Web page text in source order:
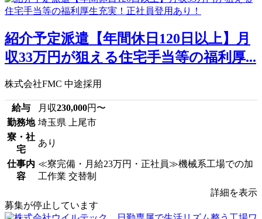
紹介予定派遣【年間休日120日以上】月
収33万円が狙える住宅手当等の福利厚...
株式会社FMC 中途採用
給与 月収230,000円〜
勤務地 埼玉県 上尾市
寮・社
宅
あり
仕事内
容
≪寮完備・月給23万円・正社員≫機械系工場での加
工作業 交替制
詳細を表示
募集が停止しています